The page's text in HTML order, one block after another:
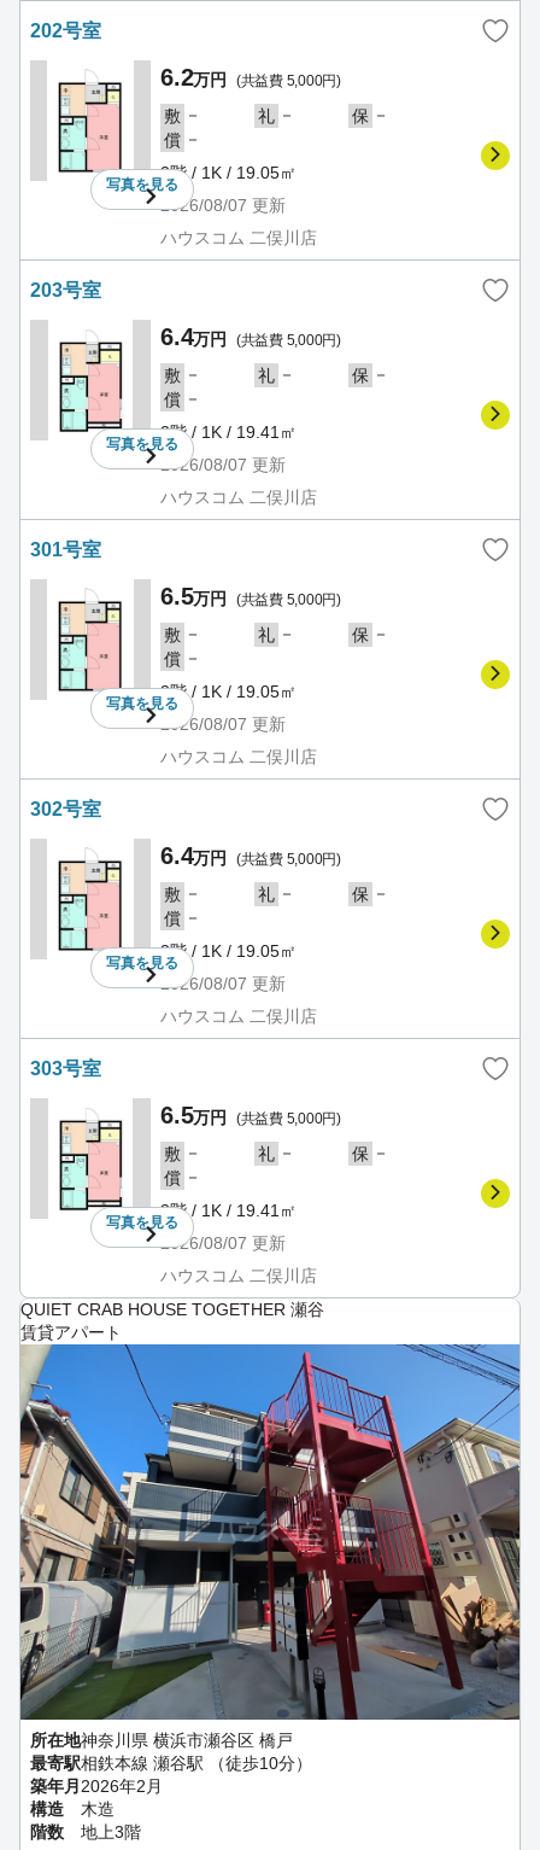
202号室
写真を見る
6.2万円 (共益費 5,000円)
敷 － 礼 － 保 －
償 －
2階 / 1K / 19.05㎡
2026/08/07 更新
ハウスコム 二俣川店
203号室
写真を見る
6.4万円 (共益費 5,000円)
敷 － 礼 － 保 －
償 －
2階 / 1K / 19.41㎡
2026/08/07 更新
ハウスコム 二俣川店
301号室
写真を見る
6.5万円 (共益費 5,000円)
敷 － 礼 － 保 －
償 －
3階 / 1K / 19.05㎡
2026/08/07 更新
ハウスコム 二俣川店
302号室
写真を見る
6.4万円 (共益費 5,000円)
敷 － 礼 － 保 －
償 －
3階 / 1K / 19.05㎡
2026/08/07 更新
ハウスコム 二俣川店
303号室
写真を見る
6.5万円 (共益費 5,000円)
敷 － 礼 － 保 －
償 －
3階 / 1K / 19.41㎡
2026/08/07 更新
ハウスコム 二俣川店
QUIET CRAB HOUSE TOGETHER 瀬谷
賃貸アパート
所在地神奈川県 横浜市瀬谷区 橋戸
最寄駅相鉄本線 瀬谷駅 （徒歩10分）
築年月 2026年2月
構造
木造
階数
地上3階